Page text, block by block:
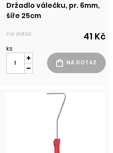
Držadlo válečku, pr. 6mm,
šíře 25cm
na dotaz 41 Kč
ks